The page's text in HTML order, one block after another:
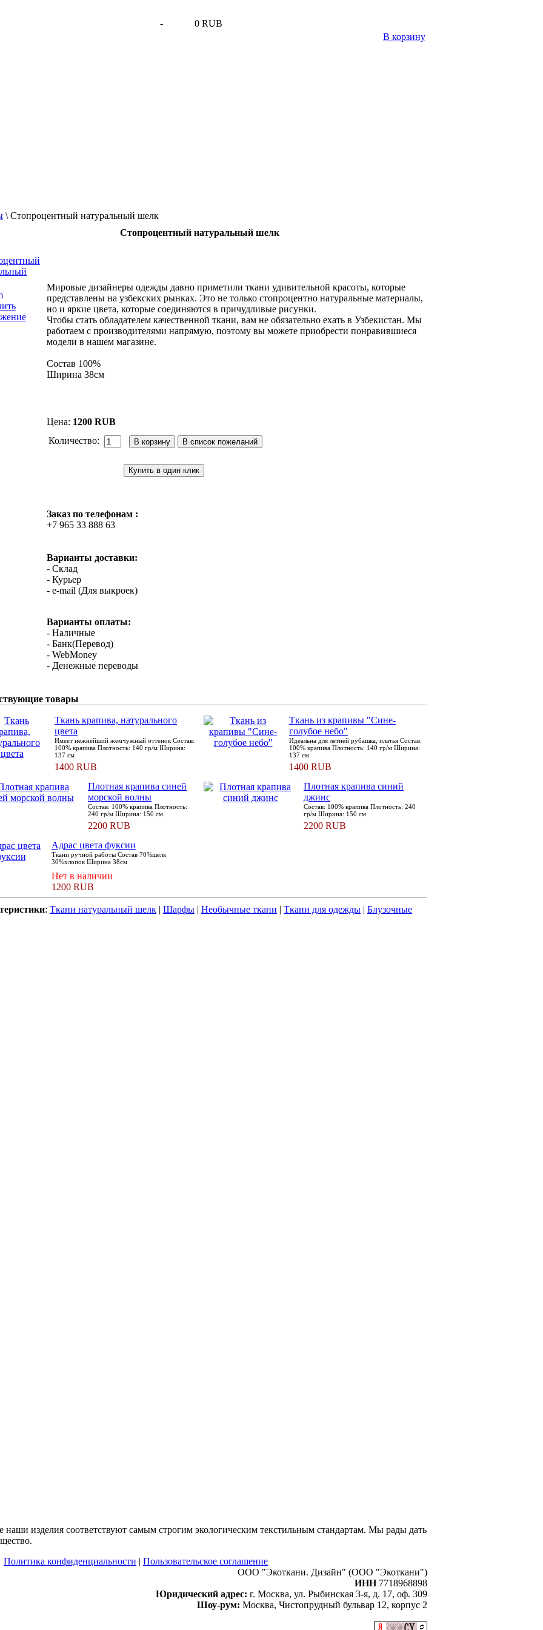
-
0 RUB
В корзину
\ Стопроцентный натуральный шелк
Стопроцентный натуральный шелк
Мировые дизайнеры одежды давно приметили ткани удивительной красоты, которые
представлены на узбекских рынках. Это не только стопроцентно натуральные материалы,
но и яркие цвета, которые соединяются в причудливые рисунки.
Чтобы стать обладателем качественной ткани, вам не обязательно ехать в Узбекистан. Мы
работаем с производителями напрямую, поэтому вы можете приобрести понравившиеся
модели в нашем магазине.
Состав 100%
Ширина 38см
Цена: 1200 RUB
Количество:
Купить в один клик
Заказ по телефонам :
+7 965 33 888 63
Варианты доставки:
- Склад
- Курьер
- e-mail (Для выкроек)
Варианты оплаты:
- Наличные
- Банк(Перевод)
- WebMoney
- Денежные переводы
товары
Ткань крапива, натурального
цвета
Имеет нежнейший жемчужный оттенок Состав:
100% крапива Плотность: 140 гр/м Ширина:
137 см
1400 RUB
Ткань из крапивы "Сине-
голубое небо"
Идеальна для летней рубашка, платья Состав:
100% крапива Плотность: 140 гр/м Ширина:
137 см
1400 RUB
Плотная крапива синей
морской волны
Состав: 100% крапива Плотность:
240 гр/м Ширина: 150 см
2200 RUB
Плотная крапива синий
джинс
Состав: 100% крапива Плотность: 240
гр/м Ширина: 150 см
2200 RUB
Адрас цвета фуксии
Ткани ручной работы Состав 70%шелк
30%хлопок Ширина 38см
Нет в наличии
1200 RUB
: Ткани натуральный шелк | Шарфы | Необычные ткани | Ткани для одежды | Блузочные
наши изделия соответствуют самым строгим экологическим текстильным стандартам. Мы рады дать
Политика конфиденциальности | Пользовательское соглашение
ООО "Экоткани. Дизайн" (ООО "Экоткани")
ИНН7718968898
Юридический адрес: г. Москва, ул. Рыбинская 3-я, д. 17, оф. 309
Шоу-рум: Москва, Чистопрудный бульвар 12, корпус 2